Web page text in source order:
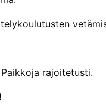
rajoitetusti.